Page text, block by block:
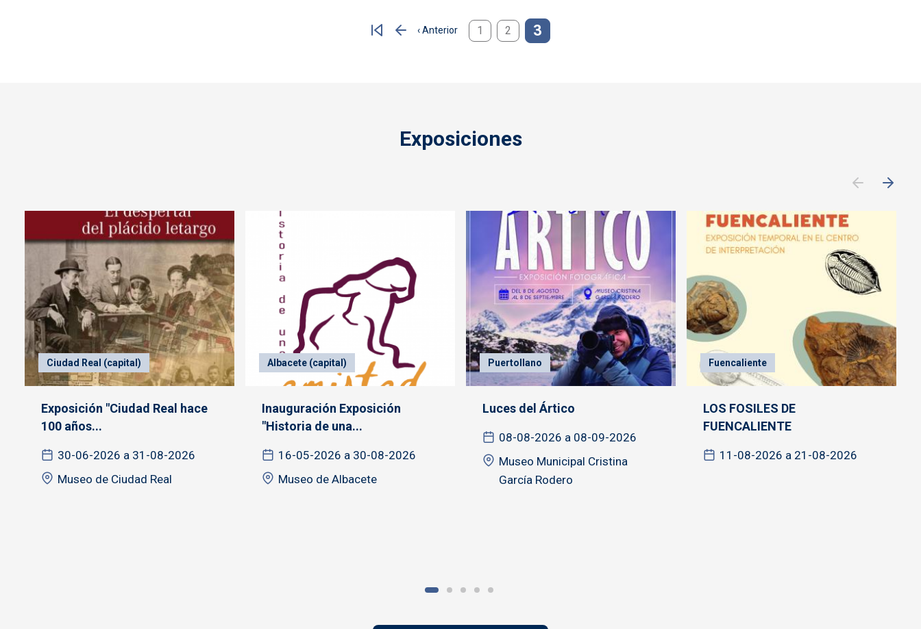
‹ Anterior
Página anterior
1 2 3
Exposiciones
Ciudad Real (capital)
Exposición "Ciudad Real hace
100 años...
30-06-2026 a 31-08-2026
Museo de Ciudad Real
Albacete (capital)
Inauguración Exposición
"Historia de una...
16-05-2026 a 30-08-2026
Museo de Albacete
Puertollano
Luces del Ártico
08-08-2026 a 08-09-2026
Museo Municipal Cristina
García Rodero
Fuencaliente
LOS FOSILES DE
FUENCALIENTE
11-08-2026 a 21-08-2026